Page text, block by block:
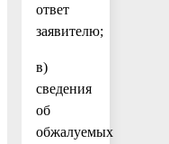
ответ
заявителю;
в)
сведения
об
обжалуемых